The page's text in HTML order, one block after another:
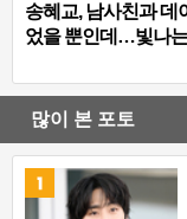
송혜교, 남사친과 데
었을 뿐인데…빛나
많이 본 포토